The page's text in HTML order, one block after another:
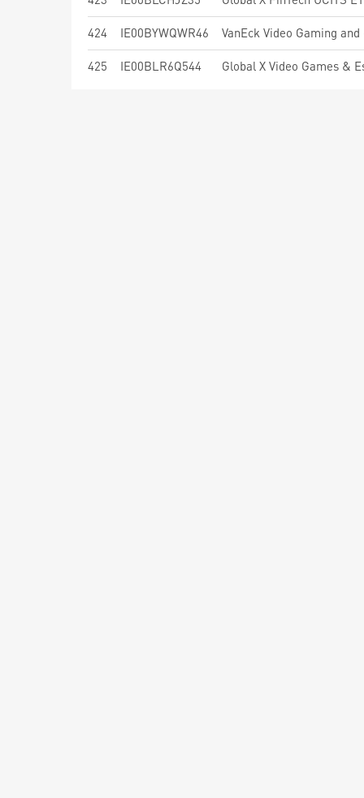
424 IE00BYWQWR46 VanEck Video Gaming
425 IE00BLR6Q544 Global X Video Games &